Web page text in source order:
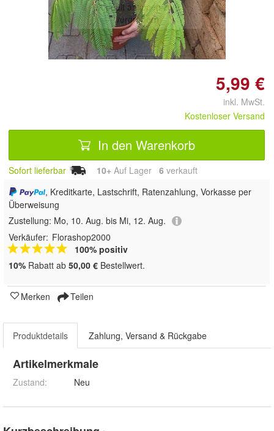
Doppelt antippen zum
vergrößern
5,99 €
inkl. MwSt.
Kostenloser Versand
In den Warenkorb
Sofort lieferbar 10+ Auf Lager 6 verkauft
, Kreditkarte, Lastschrift, Ratenzahlung, Vorkasse per
Überweisung
Zustellung: Mo, 10. Aug. bis Mi, 12. Aug.
Verkäufer: Florashop2000
100% positiv
10% Rabatt ab 50,00 € Bestellwert.
Merken Teilen
Produktdetails Zahlung, Versand & Rückgabe
Artikelmerkmale
Zustand: Neu